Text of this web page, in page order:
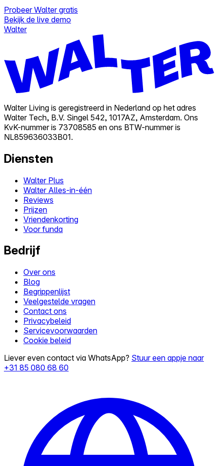
Probeer Walter gratis
Bekijk de live demo
Walter
Walter Living is geregistreerd in Nederland op het adres
Walter Tech, B.V. Singel 542, 1017AZ, Amsterdam. Ons
KvK-nummer is 73708585 en ons BTW-nummer is
NL859636033B01.
Diensten
Walter Plus
Walter Alles-in-één
Reviews
Prijzen
Vriendenkorting
Voor funda
Bedrijf
Over ons
Blog
Begrippenlijst
Veelgestelde vragen
Contact ons
Privacybeleid
Servicevoorwaarden
Cookie beleid
Liever even contact via WhatsApp? Stuur een appje naar
+31 85 080 68 60